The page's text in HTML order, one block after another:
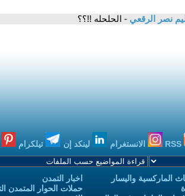
نصر الرقعي - الحلحله !!؟؟
الانستغرام لينكد إن تيلكرام
الماركسية واليسار
اخبار التمدن
حملات الحوار المتمدن